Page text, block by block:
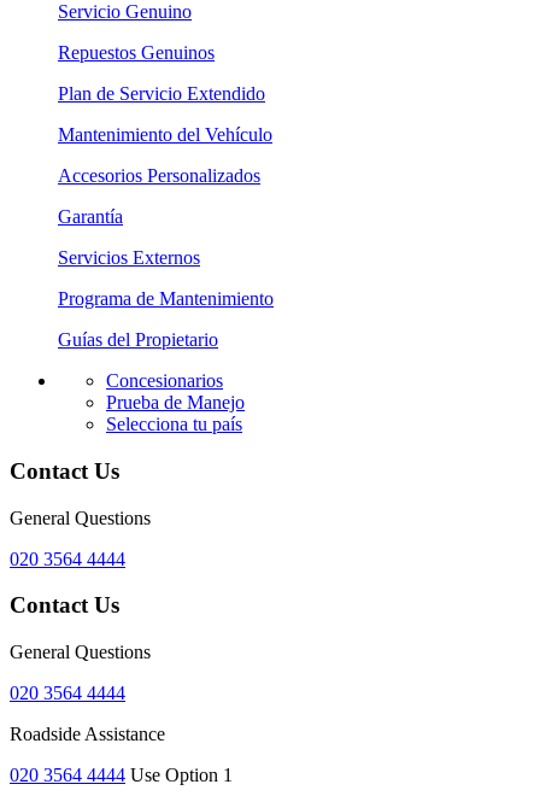
Servicio Genuino
Repuestos Genuinos
Plan de Servicio Extendido
Mantenimiento del Vehículo
Accesorios Personalizados
Garantía
Servicios Externos
Programa de Mantenimiento
Guías del Propietario
Concesionarios
Prueba de Manejo
Selecciona tu país
Contact Us
General Questions
020 3564 4444
Contact Us
General Questions
020 3564 4444
Roadside Assistance
020 3564 4444 Use Option 1